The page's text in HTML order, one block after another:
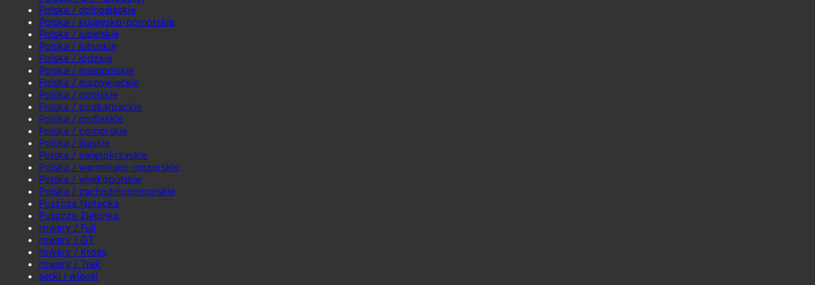
Polska / dolnośląskie
Polska / kujawsko-pomorskie
Polska / lubelskie
Polska / lubuskie
Polska / łódzkie
Polska / małopolskie
Polska / mazowieckie
Polska / opolskie
Polska / podkarpackie
Polska / podlaskie
Polska / pomorskie
Polska / śląskie
Polska / świętokrzyskie
Polska / warmińsko-mazurskie
Polska / wielkopolskie
Polska / zachodniopomorskie
Puszcza Notecka
Puszcza Zielonka
rowery / Fuji
rowery / GT
rowery / Kross
rowery / Trek
setki i więcej